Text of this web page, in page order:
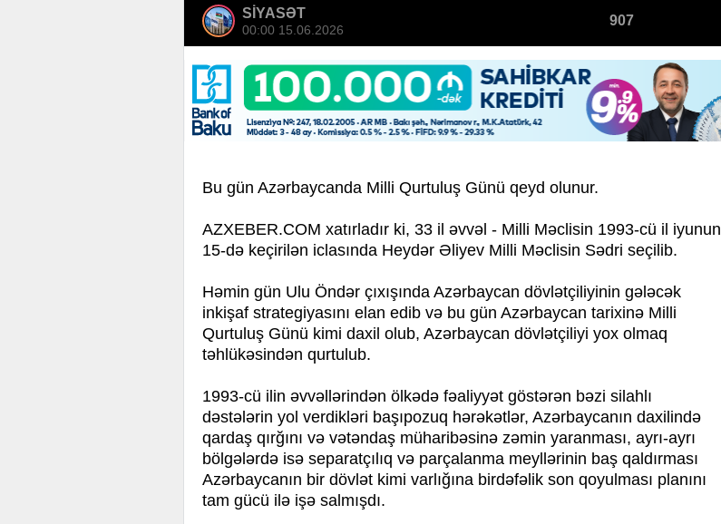
SİYASƏT
00:00 15.06.2026
907
Bu gün Azərbaycanda Milli Qurtuluş Günü qeyd olunur.
AZXEBER.COM xatırladır ki, 33 il əvvəl - Milli Məclisin 1993-cü il iyunun
15-də keçirilən iclasında Heydər Əliyev Milli Məclisin Sədri seçilib.
Həmin gün Ulu Öndər çıxışında Azərbaycan dövlətçiliyinin gələcək
inkişaf strategiyasını elan edib və bu gün Azərbaycan tarixinə Milli
Qurtuluş Günü kimi daxil olub, Azərbaycan dövlətçiliyi yox olmaq
təhlükəsindən qurtulub.
1993-cü ilin əvvəllərindən ölkədə fəaliyyət göstərən bəzi silahlı
dəstələrin yol verdikləri başıpozuq hərəkətlər, Azərbaycanın daxilində
qardaş qırğını və vətəndaş müharibəsinə zəmin yaranması, ayrı-ayrı
bölgələrdə isə separatçılıq və parçalanma meyllərinin baş qaldırması
Azərbaycanın bir dövlət kimi varlığına birdəfəlik son qoyulması planını
tam gücü ilə işə salmışdı.